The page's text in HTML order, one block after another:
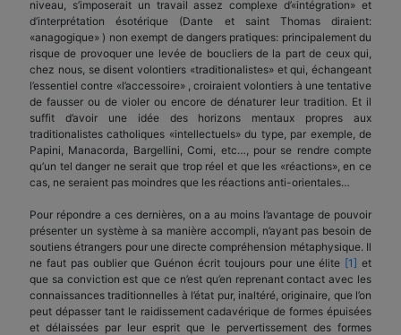
niveau, s’imposerait un travail assez complexe d’«intégration» et
d’interprétation ésotérique (Dante et saint Thomas diraient:
«anagogique» ) non exempt de dangers pratiques: principalement du
risque de provoquer une levée de boucliers de la part de ceux qui,
chez nous, se disent volontiers «traditionalistes» et qui, échangeant
l’essentiel contre «l’accessoire» , croiraient volontiers à une tentative
de fausser ou de violer ou encore de dénaturer leur tradition. Et il
suffit d’avoir une idée des horizons mentaux propres aux
traditionalistes catholiques «intellectuels» du type, par exemple, de
Papini, Manacorda, Bargellini, Comi, etc…, pour se rendre compte
qu’un tel danger ne serait que trop réel et que les «réactions», en ce
cas, ne seraient pas moindres que les réactions anti-orientales…
Pour répondre a ces dernières, on a au moins l’avantage de pouvoir
présenter un système à sa manière accompli, n’ayant pas besoin de
soutiens étrangers pour une directe compréhension métaphysique. Il
ne faut pas oublier que Guénon écrit toujours pour une élite [1] et
que sa conviction est que ce n’est qu’en reprenant contact avec les
connaissances traditionnelles à l’état pur, inaltéré, originaire, que l’on
peut dépasser tant le raidissement cadavérique de formes épuisées
et délaissées par leur esprit que le pervertissement des formes